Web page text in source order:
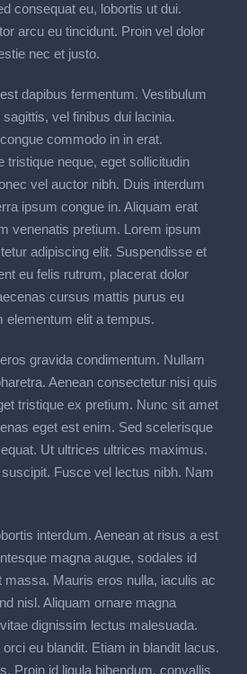
consequat eu, lobortis ut dui.
arcu eu tincidunt. Proin vel dolor
nec et justo.
dapibus fermentum. Vestibulum
vel finibus dui lacinia.
commodo in in erat.
tristique neque, eget sollicitudin
vel auctor nibh. Duis interdum
ipsum congue in. Aliquam erat
venenatis pretium. Lorem ipsum
adipiscing elit. Suspendisse et
eu felis rutrum, placerat dolor
cursus mattis purus eu
elementum elit a tempus.
gravida condimentum. Nullam
Aenean consectetur nisi quis
tristique ex pretium. Nunc sit amet
eget est enim. Sed scelerisque
Ut ultrices ultrices maximus.
Fusce vel lectus nibh. Nam
interdum. Aenean at risus a est
magna augue, sodales id
Mauris eros nulla, iaculis ac
nisl. Aliquam ornare magna
dignissim lectus malesuada.
eu blandit. Etiam in blandit lacus.
Proin id ligula bibendum, convallis